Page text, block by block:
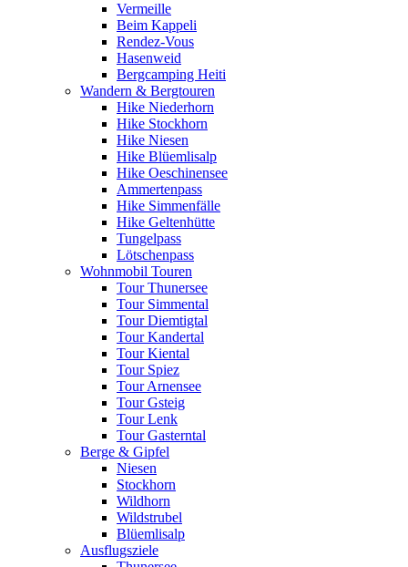
Vermeille
Beim Kappeli
Rendez-Vous
Hasenweid
Bergcamping Heiti
Wandern & Bergtouren
Hike Niederhorn
Hike Stockhorn
Hike Niesen
Hike Blüemlisalp
Hike Oeschinensee
Ammertenpass
Hike Simmenfälle
Hike Geltenhütte
Tungelpass
Lötschenpass
Wohnmobil Touren
Tour Thunersee
Tour Simmental
Tour Diemtigtal
Tour Kandertal
Tour Kiental
Tour Spiez
Tour Arnensee
Tour Gsteig
Tour Lenk
Tour Gasterntal
Berge & Gipfel
Niesen
Stockhorn
Wildhorn
Wildstrubel
Blüemlisalp
Ausflugsziele